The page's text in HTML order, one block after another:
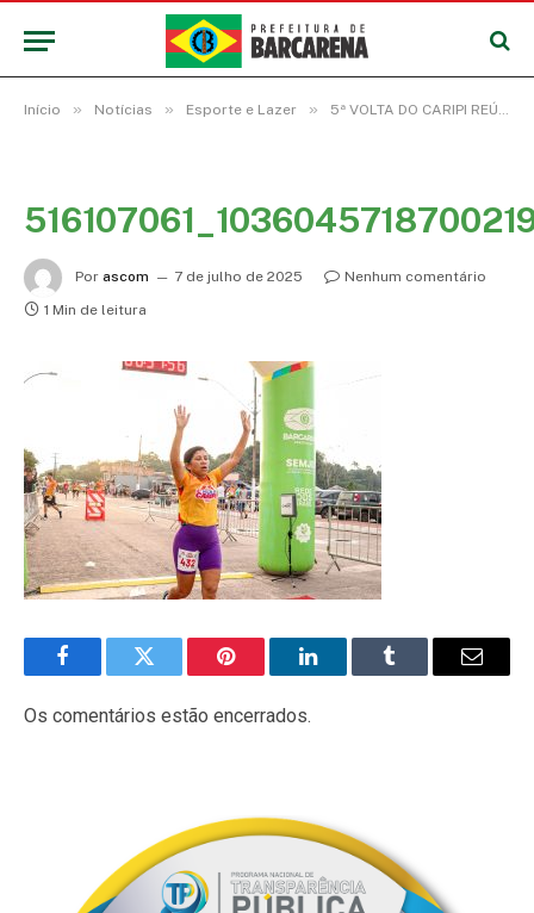
Início » Notícias » Esporte e Lazer » 5ª VOLTA DO CARIPI REÚNE 600 ATLETAS E MARCA ABERTURA DO VERÃO 2025 EM BARCARENA
Por ascom 7 de julho de 2025
Nenhum comentário
1 Min de leitura
FacebookTwitter Pinterest LinkedInTumblr
E-
Os comentários estão encerrados.